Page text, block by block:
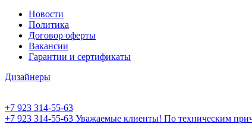
Новости
Политика
Договор оферты
Вакансии
Гарантии и сертификаты
Дизайнеры
+7 923 314-55-63
+7 923 314-55-63 Уважаемые клиенты! По техническим